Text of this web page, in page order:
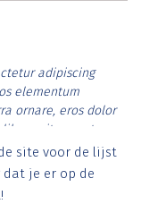
adipiscing
elementum
ornare, eros dolor
vitae erat.
id rutrum lorem
posuere.
site voor de lijst
dat je er op de